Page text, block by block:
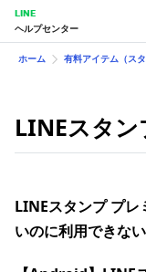
LINE
ヘルプセンター
ホーム 有料アイテム（スタ
LINEスタ
LINEスタンプ プレ
いのに利用できない